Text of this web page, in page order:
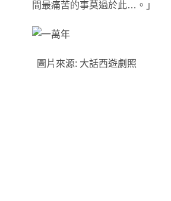
間最痛苦的事莫過於此…。 」
圖片來源: 大話西遊劇照